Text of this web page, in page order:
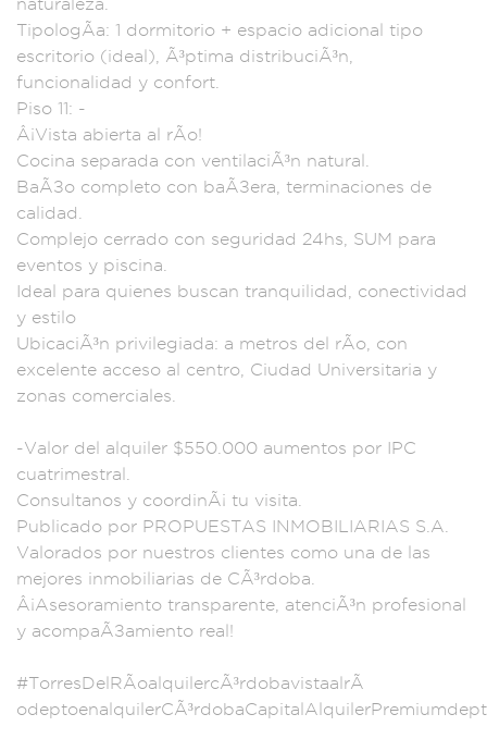
naturaleza.
TipologÃ­a: 1 dormitorio + espacio adicional tipo
escritorio (ideal ), Ã³ptima distribuciÃ³n,
funcionalidad y confort.
Piso 11: -
Â¡Vista abierta al rÃ­o!
Cocina separada con venti laciÃ³n natural
BaÃ±o completo con baÃ±era, terminaciones de
calidad.
Complejo cerrado con seguridad 24hs, SUM para
eventos y piscina.
Ideal para quienes buscan tranquilidad, conectividad
y estilo
UbicaciÃ³n privilegiada: a metros del rÃ­o, con
excelente acceso a l centro, Ciudad Universitaria y
zonas comerciales.
-Valor del alquiler $550.000 aumentos por IPC
cuatrimestral.
Consultanos y coordinÃ¡ tu visita
Publicado por PROPUESTAS INMOBILIARIAS S.A.
Valorados por nuestros clientes como una de las
mejores inmobiliarias de CÃ³rdoba.
Â¡Asesoramiento transparente, atenciÃ³n profesional
y acompaÃ±amiento real!
#TorresDel RÃ­oalquilercÃ³rdobavistaalrÃ­
odeptoenalquilerCÃ³rdobaCapita lAlquilerPremiumde